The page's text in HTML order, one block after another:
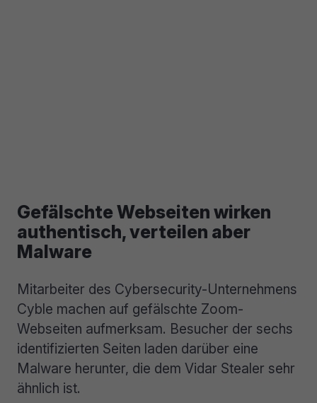
Gefälschte Webseiten wirken
authentisch, verteilen aber
Malware
Mitarbeiter des Cybersecurity-Unternehmens
Cyble machen auf gefälschte Zoom-
Webseiten aufmerksam. Besucher der sechs
identifizierten Seiten laden darüber eine
Malware herunter, die dem Vidar Stealer sehr
ähnlich ist.